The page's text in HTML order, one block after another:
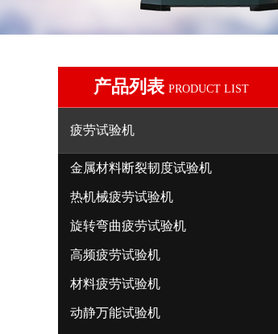
产品列表 PRODUCT LIST
疲劳试验机
金属材料断裂韧度试验机
热机械疲劳试验机
旋转弯曲疲劳试验机
高频疲劳试验机
材料疲劳试验机
动静万能试验机